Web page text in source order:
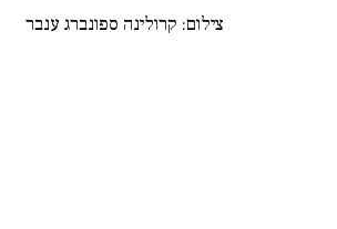
צילום: קרולינה ספונברג ענבר